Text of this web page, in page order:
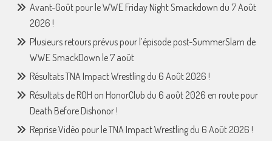
Avant-Goût pour le WWE Friday Night Smackdown du 7 Août
2026 !
Plusieurs retours prévus pour l’épisode post-SummerSlam de
WWE SmackDown le 7 août
Résultats TNA Impact Wrestling du 6 Août 2026 !
Résultats de ROH on HonorClub du 6 août 2026 en route pour
Death Before Dishonor !
Reprise Vidéo pour le TNA Impact Wrestling du 6 Août 2026 !